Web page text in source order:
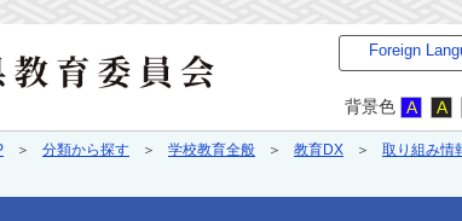
Foreign
背景色
分類から探す 学校教育全般 教育DX 取り組み情